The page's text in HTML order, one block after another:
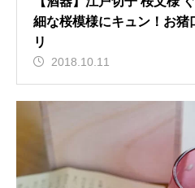
細な桜模様にキュン！お猪
リ
2018.10.11